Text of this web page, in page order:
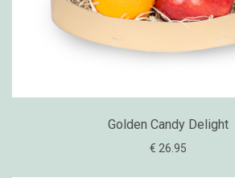
Golden Candy Delight
€ 26.95